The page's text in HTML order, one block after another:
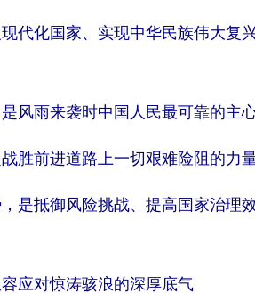
代化国家、实现中华民族伟大复
风雨来袭时中国人民最可靠的主
胜前进道路上一切艰难险阻的力
是抵御风险挑战、提高国家治理
应对惊涛骇浪的深厚底气